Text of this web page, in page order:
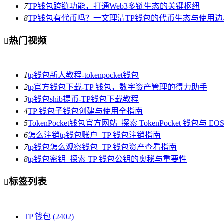
7TP钱包跨链功能，打通Web3多链生态的关键枢纽
8TP钱包有代币吗？一文理清TP钱包的代币生态与使用边
热门视频
1tp钱包新人教程-tokenpocket钱包
2tp官方钱包下载-TP 钱包，数字资产管理的得力助手
3tp钱包shib提币-TP钱包下载教程
4TP 钱包子钱包创建与使用全指南
5TokenPocket钱包官方网站_探索 TokenPocket 钱包与
6怎么注销tp钱包账户_TP 钱包注销指南
7tp钱包怎么观察钱包_TP 钱包资产查看指南
8tp钱包密钥_探索 TP 钱包公钥的奥秘与重要性
标签列表
TP 钱包 (2402)